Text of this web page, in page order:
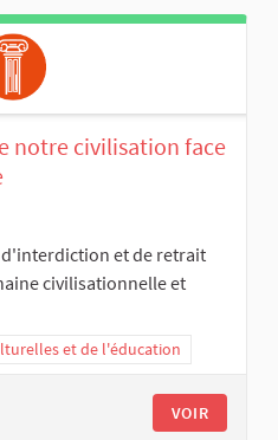
notre civilisation face
d'interdiction et de retrait
civilisationnelle et
et de l'éducation
VOIR